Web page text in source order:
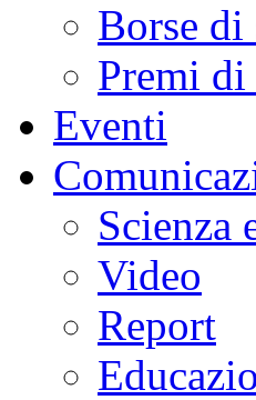
Borse di
Premi
Eventi
Scienza
Video
Report